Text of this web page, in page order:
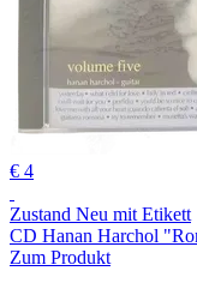
€ 4
Zustand Neu mit Etikett
CD Hanan Harchol
Zum Produkt